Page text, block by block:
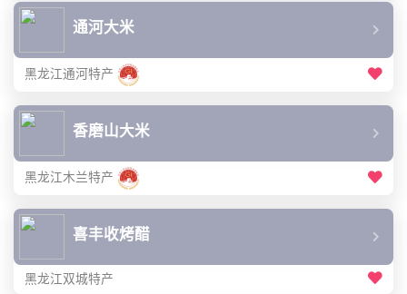
通河大米
黑龙江通河特产
香磨山大米
黑龙江木兰特产
喜丰收烤醋
黑龙江双城特产